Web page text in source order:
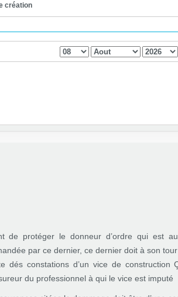
création
de protéger le donneur d’ordre qui est
par ce dernier, ce dernier doit à son
dés constations d’un vice de
du professionnel à qui le vice est imputé